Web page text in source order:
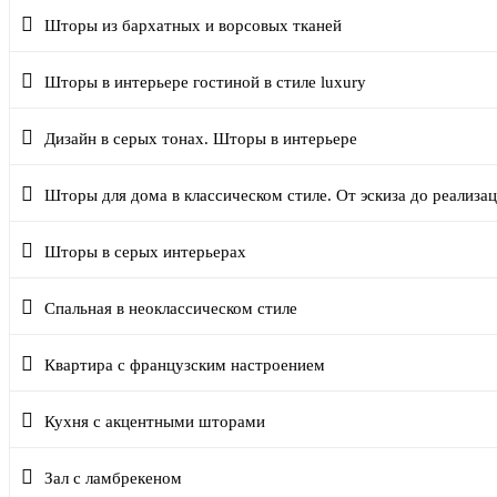
Шторы из бархатных и ворсовых тканей
Шторы в интерьере гостиной в стиле luxury
Дизайн в серых тонах. Шторы в интерьере
Шторы для дома в классическом стиле. От эскиза до
Шторы в серых интерьерах
Спальная в неоклассическом стиле
Квартира с французским настроением
Кухня с акцентными шторами
Зал с ламбрекеном